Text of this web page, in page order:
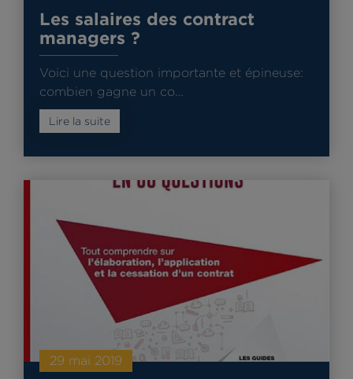
Les salaires des contract
managers ?
Voici une question importante et épineuse:
combien gagne un co…
Lire la suite
29 mai 2019